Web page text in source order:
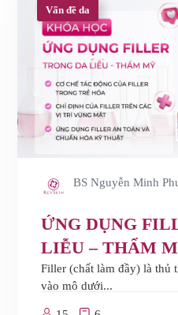
Vấn đề da
BS Nguyễn Minh
ỨNG DỤNG
LIỄU – THẨM
Filler (chất làm đầy) là thủ
vào mô dưới...